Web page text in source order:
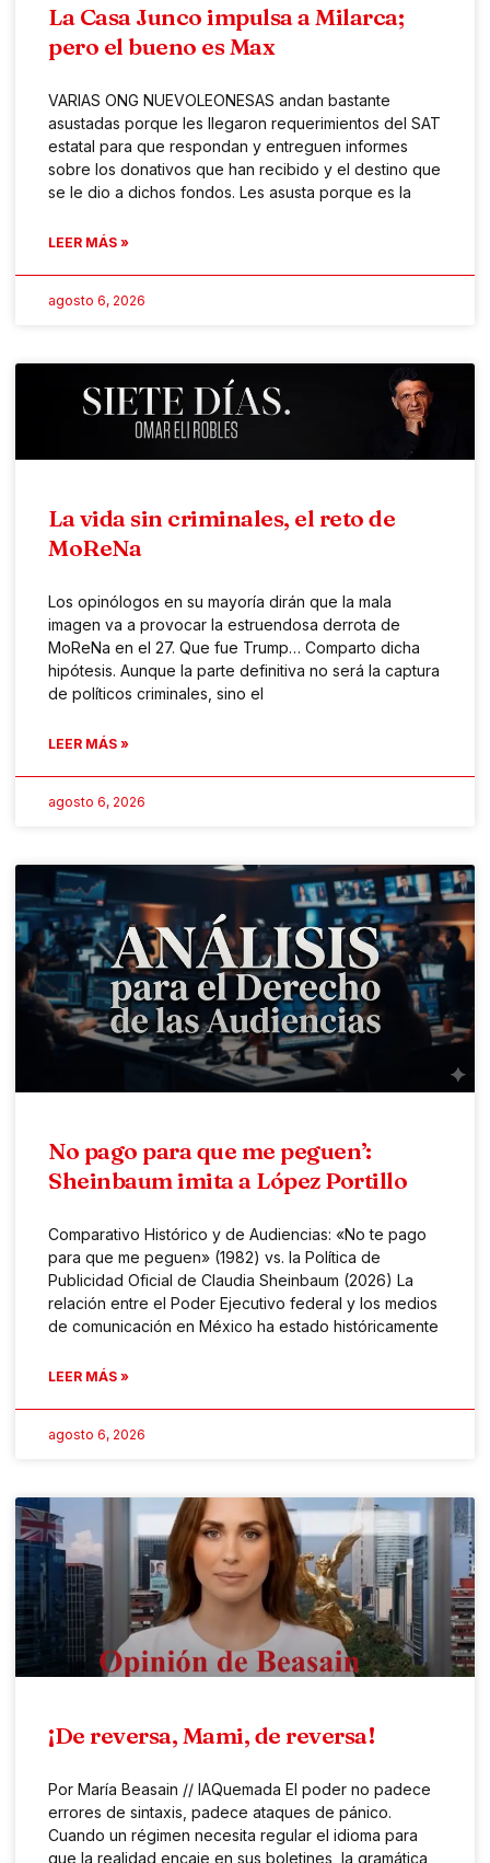
La Casa Junco impulsa a Milarca;
pero el bueno es Max
VARIAS ONG NUEVOLEONESAS andan bastante
asustadas porque les llegaron requerimientos del SAT
estatal para que respondan y entreguen informes
sobre los donativos que han recibido y el destino que
se le dio a dichos fondos. Les asusta porque es la
LEER MÁS »
agosto 6, 2026
La vida sin criminales, el reto de
MoReNa
Los opinólogos en su mayoría dirán que la mala
imagen va a provocar la estruendosa derrota de
MoReNa en el 27. Que fue Trump… Comparto dicha
hipótesis. Aunque la parte definitiva no será la captura
de políticos criminales, sino el
LEER MÁS »
agosto 6, 2026
No pago para que me peguen’:
Sheinbaum imita a López Portillo
Comparativo Histórico y de Audiencias: «No te pago
para que me peguen» (1982) vs. la Política de
Publicidad Oficial de Claudia Sheinbaum (2026) La
relación entre el Poder Ejecutivo federal y los medios
de comunicación en México ha estado históricamente
LEER MÁS »
agosto 6, 2026
¡De reversa, Mami, de reversa!
Por María Beasain // IAQuemada El poder no padece
errores de sintaxis, padece ataques de pánico.
Cuando un régimen necesita regular el idioma para
que la realidad encaje en sus boletines, la gramática